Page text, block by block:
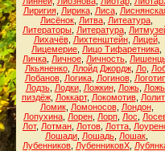
Лиригия, Лирика, Лиса,
Лисёнок Литва Литеатура
Литераторы Литература
Лихачёв, Лихтенштейн, Лицей,
Лицемерие Лицо Тифаретника
Личка Личное Личность
Лкьяненко, Ллойд Джордж, Ло,
Лобанов, Логика, Логинов,
Лодзь, Лодки, Ложкин, Ложь,
пиздёж, Локкарт, Локомотив,
Ломик, Ломоносов, Лондон,
Лопухина Лорен Лорп Лос
Лот, Лотман Лотов Лотта
Лошади Лошадь Лошак
Лубенников ЛубенниковХ